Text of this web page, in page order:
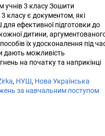
учнів 3 класу Зошити
класу є документом, які
ефективної підготовки до
дитини,
їх удосконалення під
дають можливість
на початку та наприкінці
, НУШ, Нова Українська
за навчальним поступом